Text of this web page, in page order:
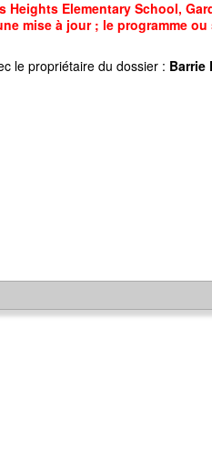
Elementary School,
mise à jour ; le programme
le propriétaire du dossier : Barrie